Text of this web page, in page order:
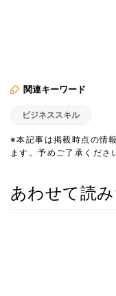
関連キーワード
ビジネススキル
※本記事は掲載時点の情
ます。予めご了承くださ
あわせて読